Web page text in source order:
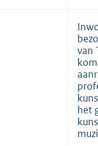
van
het